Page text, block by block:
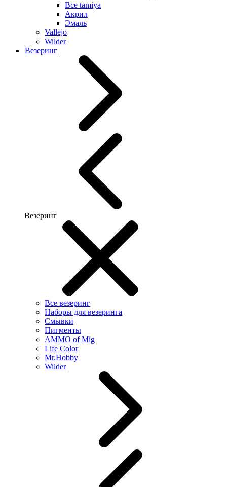
Все tamiya
Акрил
Эмаль
Vallejo
Wilder
Везеринг
Везеринг
Все везеринг
Наборы для везеринга
Смывки
Пигменты
AMMO of Mig
Life Color
Mr.Hobby
Wilder